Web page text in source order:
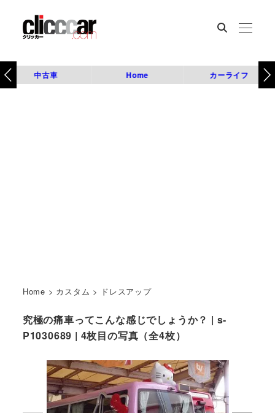
中古車 Home カーライフ
Home > カスタム > ドレスアップ
究極の痛車ってこんな感じでしょうか？ | s-
P1030689 | 4枚目の写真（全4枚）